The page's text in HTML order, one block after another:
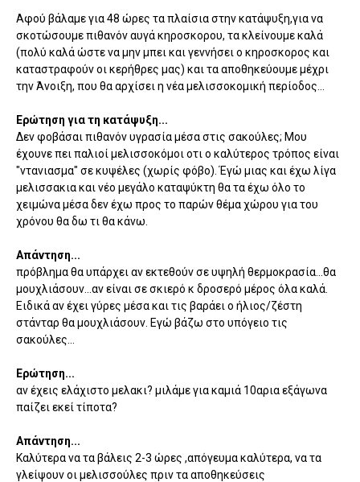
Αφού βάλαμε για 48 ώρες τα πλαίσια στην κατάψυξη,για να
σκοτώσουμε πιθανόν αυγά κηροσκορου, τα κλείνουμε καλά
(πολύ καλά ώστε να μην μπει και γεννήσει ο κηροσκορος και
καταστραφούν οι κερήθρες μας) και τα αποθηκεύουμε μέχρι
την Άνοιξη, που θα αρχίσει η νέα μελισσοκομική περίοδος...
Ερώτηση για τη κατάψυξη...
Δεν φοβάσαι πιθανόν υγρασία μέσα στις σακούλες; Μου
έχουνε πει παλιοί μελισσοκόμοι οτι ο καλύτερος τρόπος είναι
"ντανιασμα" σε κυψέλες (χωρίς φόβο). Έγώ μιας και έχω λίγα
μελισσακια και νέο μεγάλο καταψύκτη θα τα έχω όλο το
χειμώνα μέσα δεν έχω προς το παρών θέμα χώρου για του
χρόνου θα δω τι θα κάνω.
Απάντηση...
πρόβλημα θα υπάρχει αν εκτεθούν σε υψηλή θερμοκρασία...θα
μουχλιάσουν...αν είναι σε σκιερό κ δροσερό μέρος όλα καλά.
Ειδικά αν έχει γύρες μέσα και τις βαράει ο ήλιος/ζέστη
στάνταρ θα μουχλιάσουν. Εγώ βάζω στο υπόγειο τις
σακούλες...
Ερώτηση...
αν έχεις ελάχιστο μελακι? μιλάμε για καμιά 10αρια εξάγωνα
παίζει εκεί τίποτα?
Απάντηση...
Καλύτερα να τα βάλεις 2-3 ώρες ,απόγευμα καλύτερα, να τα
γλείψουν οι μελισσούλες πριν τα αποθηκεύσεις